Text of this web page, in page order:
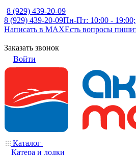
8 (929) 439-20-09
8 (929) 439-20-09Пн-Пт: 10:00 -
Написать в MAXЕсть вопросы
Заказать звонок
Войти
Каталог
Катера и лодки